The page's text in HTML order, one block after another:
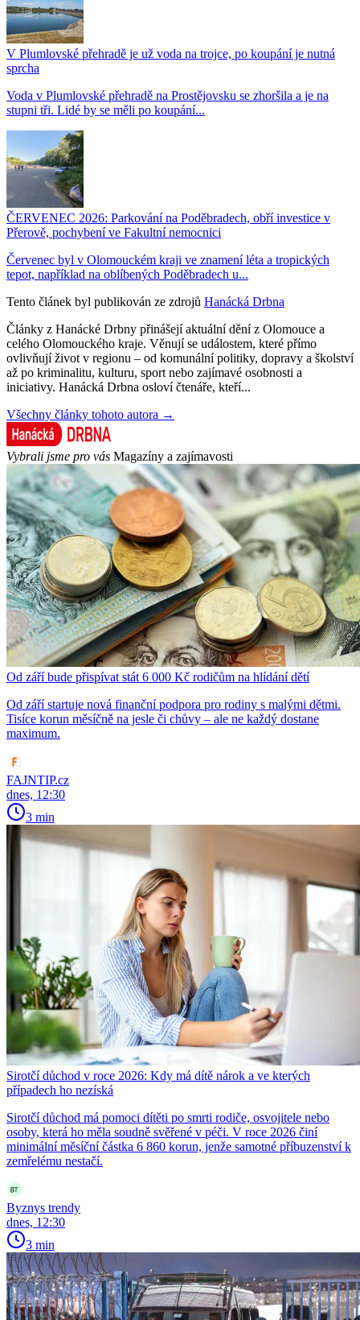
V Plumlovské přehradě je už voda na trojce, po koupání je nutná
sprcha
Voda v Plumlovské přehradě na Prostějovsku se zhoršila a je na
stupni tři. Lidé by se měli po koupání...
ČERVENEC 2026: Parkování na Poděbradech, obří investice v
Přerově, pochybení ve Fakultní nemocnici
Červenec byl v Olomouckém kraji ve znamení léta a tropických
tepot, například na oblíbených Poděbradech u...
Tento článek byl publikován ze zdrojů Hanácká Drbna
Články z Hanácké Drbny přinášejí aktuální dění z Olomouce a
celého Olomouckého kraje. Věnují se událostem, které přímo
ovlivňují život v regionu – od komunální politiky, dopravy a školství
až po kriminalitu, kulturu, sport nebo zajímavé osobnosti a
iniciativy. Hanácká Drbna osloví čtenáře, kteří...
Všechny články tohoto autora →
Vybrali jsme pro vás Magazíny a zajímavosti
Od září bude přispívat stát 6 000 Kč rodičům na hlídání dětí
Od září startuje nová finanční podpora pro rodiny s malými dětmi.
Tisíce korun měsíčně na jesle či chůvy – ale ne každý dostane
maximum.
FAJNTIP.cz
dnes, 12:30
3 min
Sirotčí důchod v roce 2026: Kdy má dítě nárok a ve kterých
případech ho nezíská
Sirotčí důchod má pomoci dítěti po smrti rodiče, osvojitele nebo
osoby, která ho měla soudně svěřené v péči. V roce 2026 činí
minimální měsíční částka 6 860 korun, jenže samotné příbuzenství k
zemřelému nestačí.
Byznys trendy
dnes, 12:30
3 min